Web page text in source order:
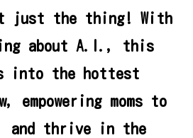
just the thing! With
about A.I., this
into the hottest
empowering moms to
and thrive in the